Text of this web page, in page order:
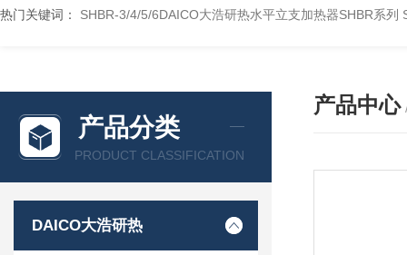
热门关键词： SHBR-3/4/5/6DAICO大浩研热水平立支加热器SHBR系列
产品分类
PRODUCT CLASSIFICATION
DAICO大浩研热
产品中心